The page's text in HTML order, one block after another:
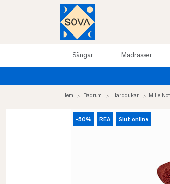
Sängar Madrasser
Hem Badrum Handdukar Mille
-50% REA Slut online